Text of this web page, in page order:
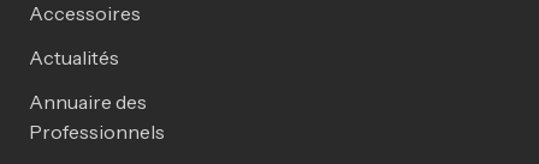
Accessoires
Actualités
Annuaire des
Professionnels